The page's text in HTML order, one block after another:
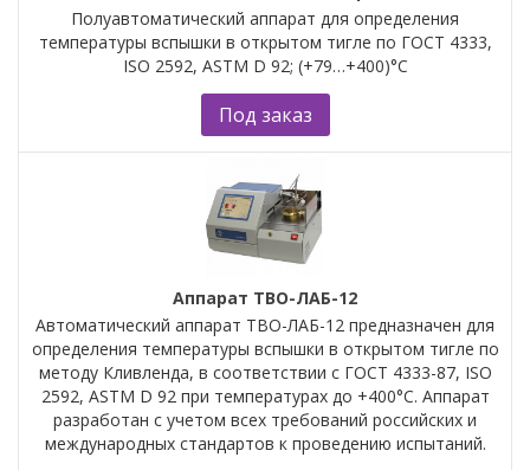
Полуавтоматический аппарат для определения
температуры вспышки в открытом тигле по ГОСТ 4333,
ISO 2592, ASTM D 92; (+79…+400)°С
Под заказ
Аппарат ТВО-ЛАБ-12
Автоматический аппарат ТВО-ЛАБ-12 предназначен для
определения температуры вспышки в открытом тигле по
методу Кливленда, в соответствии с ГОСТ 4333-87, ISO
2592, ASTM D 92 при температурах до +400°С. Аппарат
разработан с учетом всех требований российских и
международных стандартов к проведению испытаний.